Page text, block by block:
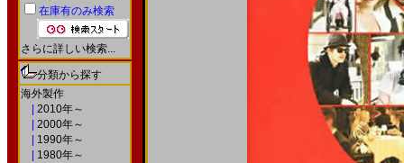
在庫有のみ検索
さらに詳しい検索...
分類から探す
海外製作
2010年～
2000年～
1990年～
1980年～